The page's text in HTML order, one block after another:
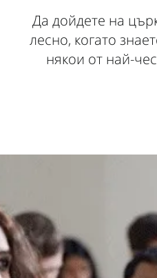
Да дойдете на
лесно, когато
някои от най-